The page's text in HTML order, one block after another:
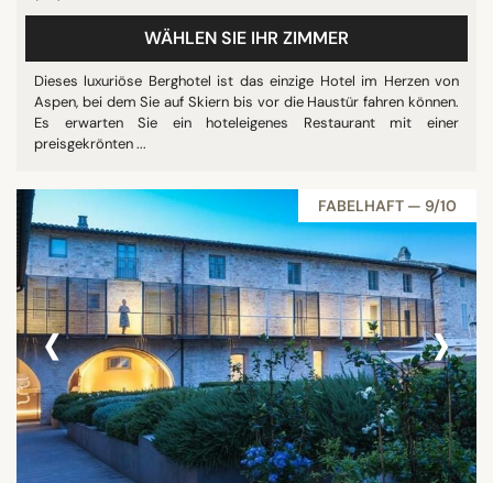
WÄHLEN SIE IHR ZIMMER
Dieses luxuriöse Berghotel ist das einzige Hotel im Herzen von
Aspen, bei dem Sie auf Skiern bis vor die Haustür fahren können.
Es erwarten Sie ein hoteleigenes Restaurant mit einer
preisgekrönten ...
FABELHAFT — 9/10
‹ ›